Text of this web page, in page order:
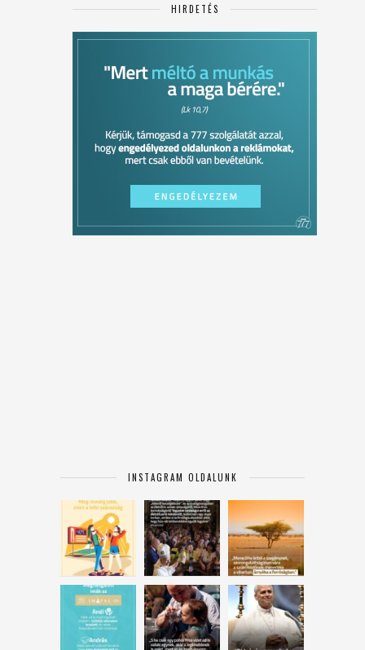
HIRDETÉS
INSTAGRAM OLDALUNK